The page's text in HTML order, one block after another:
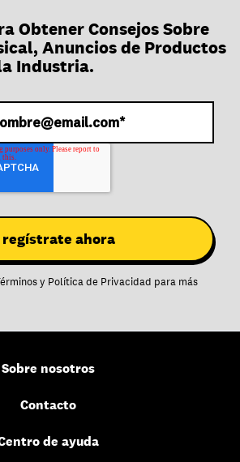
Obtener Consejos Sobre
Anuncios de Productos
Industria.
y Política de Privacidad para más
Sobre nosotros
Contacto
de ayuda